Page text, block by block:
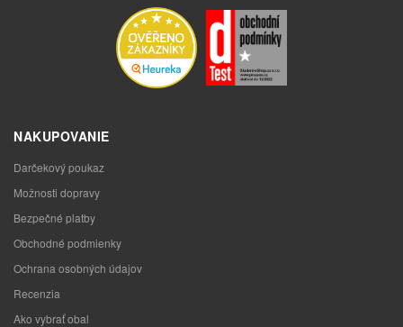
NAKUPOVANIE
Darčekový poukaz
Možnosti dopravy
Bezpečné platby
Obchodné podmienky
Ochrana osobných údajov
Recenzia
Ako vybrať obal